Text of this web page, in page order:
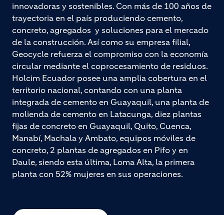
innovadoras y sostenibles. Con más de 100 años de
trayectoria en el país produciendo cemento,
concreto, agregados y soluciones para el mercado
de la construcción. Así como su empresa filial,
Geocycle refuerza el compromiso con la economía
circular mediante el coprocesamiento de residuos.
Holcim Ecuador posee una amplia cobertura en el
territorio nacional, contando con una planta
integrada de cemento en Guayaquil, una planta de
molienda de cemento en Latacunga, diez plantas
fijas de concreto en Guayaquil, Quito, Cuenca,
Manabí, Machala y Ambato, equipos móviles de
concreto, 2 plantas de agregados en Pifo y en
Daule, siendo esta última, Loma Alta, la primera
planta con 52% mujeres en sus operaciones.